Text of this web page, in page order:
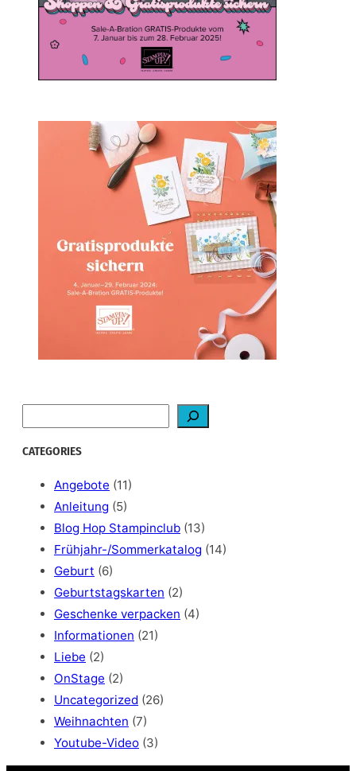
Sale-a-bration 2024 bei
Stampin‘ Up!
1. Februar 2024
e
a
CATEGORIES
Angebote (11)
Anleitung (5)
Blog Hop Stampinclub (13)
Frühjahr-/Sommerkatalog (14)
Geburt (6)
Geburtstagskarten (2)
Geschenke verpacken (4)
Informationen (21)
Liebe (2)
OnStage (2)
Uncategorized (26)
Weihnachten (7)
Youtube-Video (3)